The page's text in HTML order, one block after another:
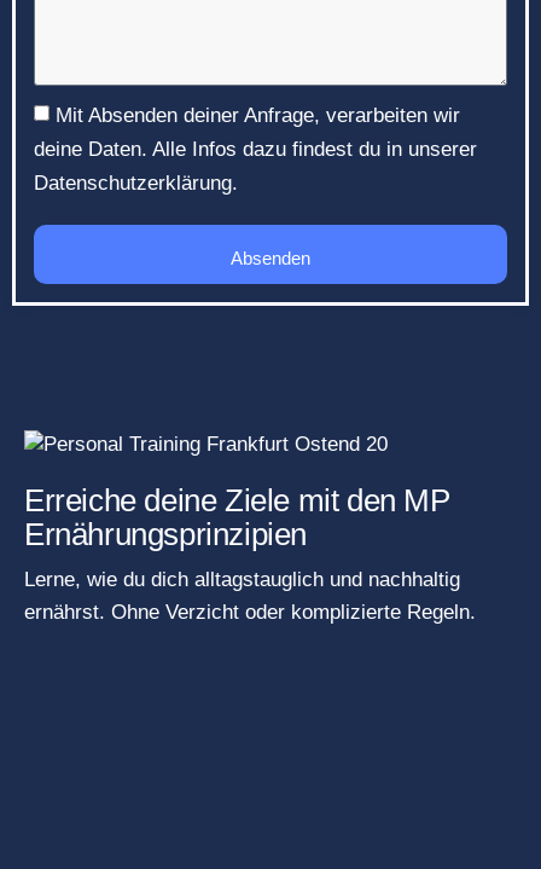
Mit Absenden deiner Anfrage, verarbeiten wir
deine Daten. Alle Infos dazu findest du in unserer
Datenschutzerklärung.
Absenden
Erreiche deine Ziele mit den MP
Ernährungsprinzipien
Lerne, wie du dich alltagstauglich und nachhaltig
ernährst. Ohne Verzicht oder komplizierte Regeln.